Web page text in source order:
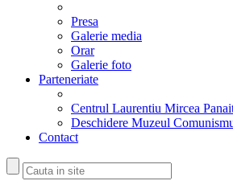
Presa
Galerie media
Orar
Galerie foto
Parteneriate
Centrul Laurentiu Mircea
Deschidere Muzeul
Contact